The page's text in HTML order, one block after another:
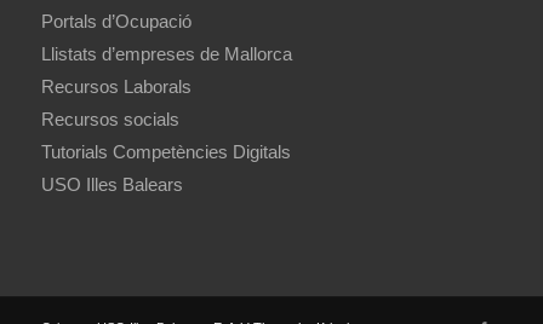
Portals d’Ocupació
Llistats d’empreses de Mallorca
Recursos Laborals
Recursos socials
Tutorials Competències Digitals
USO Illes Balears